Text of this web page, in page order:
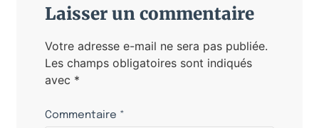
Laisser un commentaire
Votre adresse e-mail ne sera pas publiée.
Les champs obligatoires sont indiqués
avec *
Commentaire *